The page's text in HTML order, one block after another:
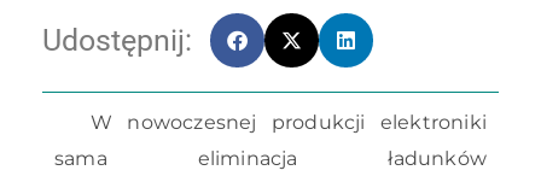
Udostępnij:
W nowoczesnej produkcji elektroniki
sama eliminacja ładunków